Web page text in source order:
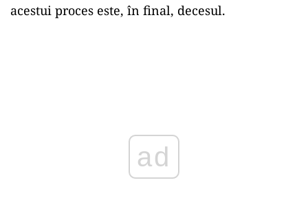
acestui proces este, în final, decesul.
ad